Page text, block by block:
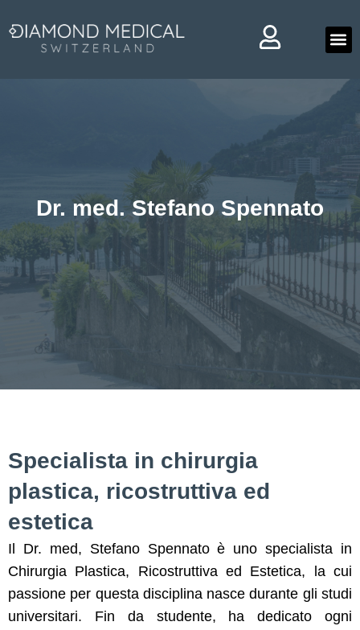
Dr. med. Stefano Spennato
Specialista in chirurgia
plastica, ricostruttiva ed
estetica
Il Dr. med, Stefano Spennato è uno specialista in
Chirurgia Plastica, Ricostruttiva ed Estetica, la cui
passione per questa disciplina nasce durante gli studi
universitari. Fin da studente, ha dedicato ogni